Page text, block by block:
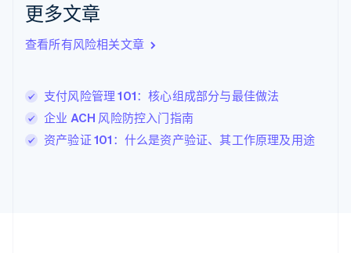
更多文章
查看所有风险相关文章
支付风险管理 101：核心组成部分与最佳做法
企业 ACH 风险防控入门指南
资产验证 101：什么是资产验证、其工作原理及用途
立陶宛
列支敦士登
FrançaisDeutsch English
罗马尼亚
English
马尔他